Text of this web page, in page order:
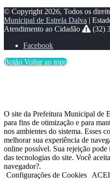
© Copyright 2026, Todos os
Municipal de Estrela Dalva |
Atendimento ao Cidadão
(32)
Facebook
Botão Voltar ao topo
O site da Prefeitura Municipal de
para fins de otimização e para
nos ambientes do sistema. Esses
melhorar sua experiência de
online possível. Sua rejeição
das tecnologias do site. Você
navegador?.
Configurações de Cookies